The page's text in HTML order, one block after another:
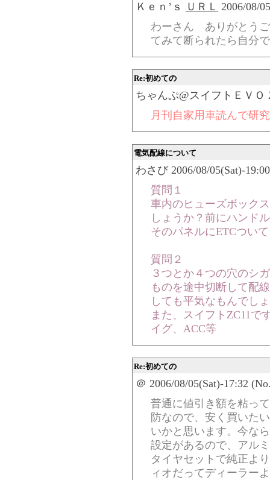
Ｋｅｎ’ｓ ＵＲＬ 2006/08/
わーさん ありがとう
てみて断られたら自分
Re:初めての
ちゃんぷ@スイフトＥＶＯ
月刊自家用車読んで研
電気配線について
わさび 2006/08/05(Sat)-
質問１
車内のヒューズボック
しょうか？前にハンド
そのパネルにETCつい
質問２
３つとか４つの穴のシ
ものを途中切断して配
しても平気なもんでし
また、スイフトZC11で
イグ、ACC等
Re:初めての
＠ 2006/08/05(Sat)-17:32
普通に値引き額を粘っ
防なので、安く買いた
いかと思います。今な
設定があるので、アル
タイヤセットで純正よ
ィオだってディーラー